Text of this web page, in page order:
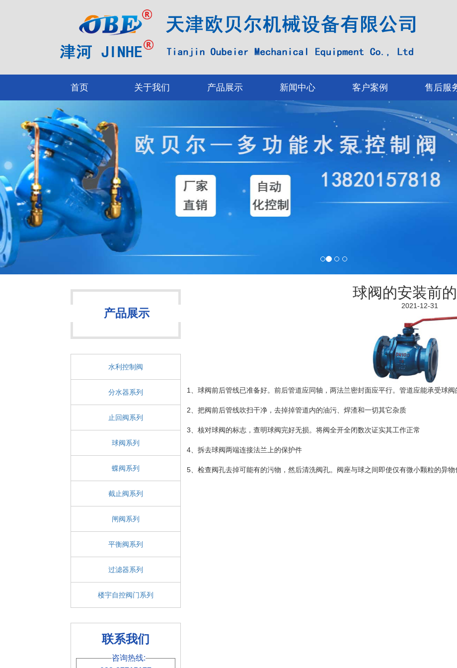
首页 关于我们 产品展示 新闻中心 客户案例 售后服
产品展示
水利控制阀
分水器系列
止回阀系列
球阀系列
蝶阀系列
截止阀系列
闸阀系列
平衡阀系列
过滤器系列
楼宇自控阀门系列
联系我们
咨询热线:
球阀的安装前
2021-12-31
1、球阀前后管线已准备好。前后管道应同轴，两法兰密封面应平行。管道应能承受球
2、把阀前后管线吹扫干净，去掉掉管道内的油污、焊渣和一切其它杂质
3、核对球阀的标志，查明球阀完好无损。将阀全开全闭数次证实其工作正常
4、拆去球阀两端连接法兰上的保护件
5、检查阀孔去掉可能有的污物，然后清洗阀孔。阀座与球之间即使仅有微小颗粒的异